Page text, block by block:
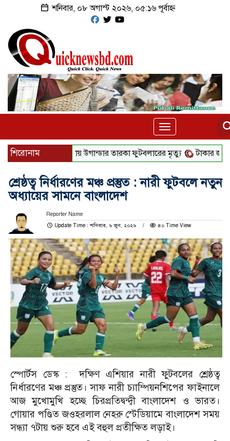
শনিবার, ০৮ অগাস্ট ২০২৬, ০৫:১৬ পূর্বাহ্ন
Toggle
navigation
শিরোনাম
দুর্বৃত্তের হামলায় উগান্ডার তারকা ফুটবলারের মৃত্যু টাকার জন্য ‌‘সি-
শ্রেষ্ঠত্ব নির্ধারণের মঞ্চ প্রস্তুত : নারী ফুটবলে নতুন
অধ্যায়ের সামনে বাংলাদেশ
Reporter Name
Update Time : শনিবার, ৬ জুন, ২০২৬
৪০ Time View
স্পোর্টস ডেস্ক : দক্ষিণ এশিয়ার নারী ফুটবলের শ্রেষ্ঠত্ব
নির্ধারণের মঞ্চ প্রস্তুত। সাফ নারী চ্যাম্পিয়নশিপের ফাইনালে
আজ মুখোমুখি হচ্ছে চিরপ্রতিদ্বন্দ্বী বাংলাদেশ ও ভারত।
গোয়ার পণ্ডিত জওহরলাল নেহরু স্টেডিয়ামে বাংলাদেশ সময়
সন্ধ্যা ৭টায় শুরু হবে এই বহুল প্রতীক্ষিত লড়াই।